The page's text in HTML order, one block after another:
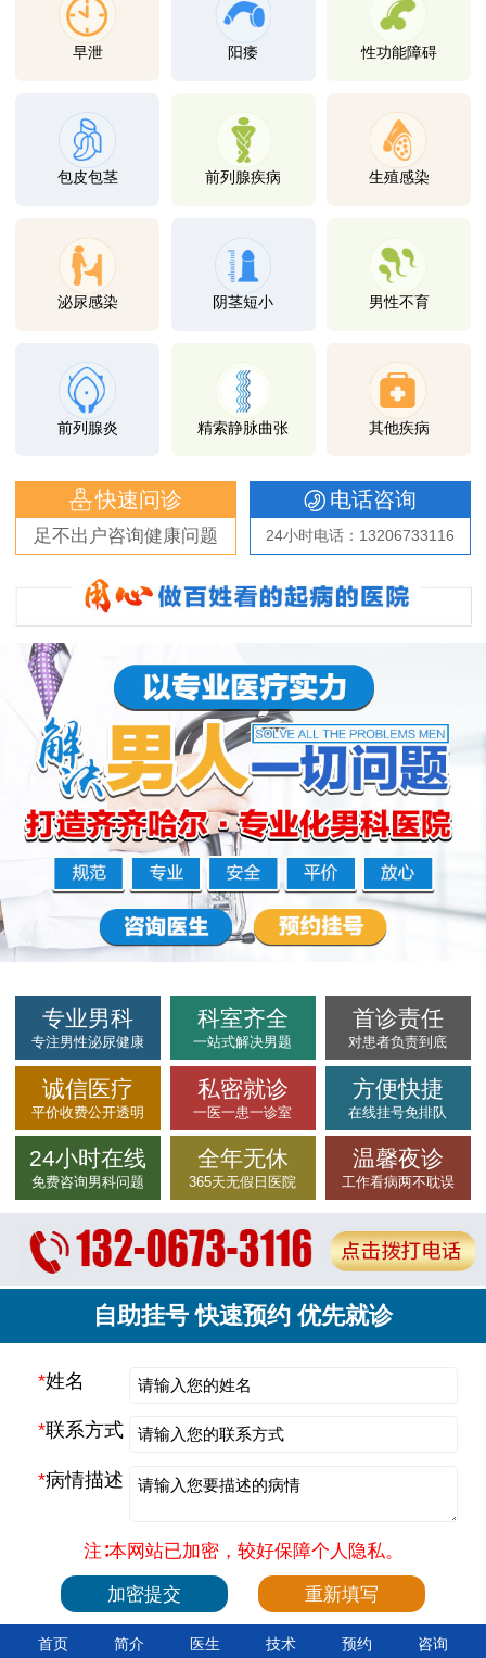
早泄 阳痿 性功能障碍
包皮包茎 前列腺疾病 生殖感染
泌尿感染 阴茎短小 男性不育
前列腺炎 精索静脉曲张 其他疾病
快速问诊
足不出户咨询健康问题
电话咨询
24小时电话：13206733116
专业男科
专注男性泌尿健康
科室齐全
一站式解决男题
首诊责任
对患者负责到底
诚信医疗
平价收费公开透明
私密就诊
一医一患一诊室
方便快捷
在线挂号免排队
24小时在线
免费咨询男科问题
全年无休
365天无假日医院
温馨夜诊
工作看病两不耽误
自助挂号 快速预约 优先就诊
*姓名
*联系方式
*病情描述
注∶本网站已加密，较好保障个人隐私。
首页 简介 医生 技术 预约 咨询